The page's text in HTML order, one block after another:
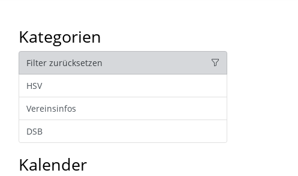
Kategorien
Filter zurücksetzen
HSV
Vereinsinfos
DSB
Kalender